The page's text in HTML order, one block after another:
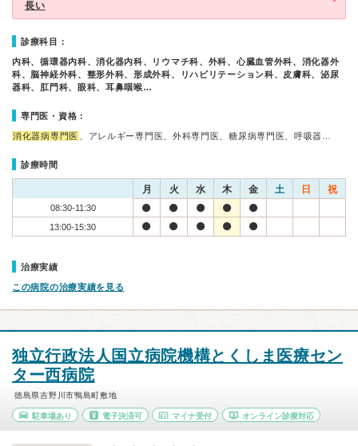
長い
診療科目：
内科、循環器内科、消化器内科、リウマチ科、外科、心臓血管外科、消化器外
科、脳神経外科、整形外科、形成外科、リハビリテーション科、皮膚科、泌尿
器科、肛門科、眼科、耳鼻咽喉…
専門医・資格：
消化器病専門医 、アレルギー専門医、外科専門医、糖尿病専門医、呼吸器…
診療時間
月 火 水 木 金 土 日 祝
08:30-11:30
13:00-15:30
治療実績
この病院の治療実績を見る
独立行政法人国立病院機構とくしま医療セン
ター西病院
徳島県吉野川市鴨島町敷地
駐車場あり 電子決済可 マイナ受付 オンライン診療対応